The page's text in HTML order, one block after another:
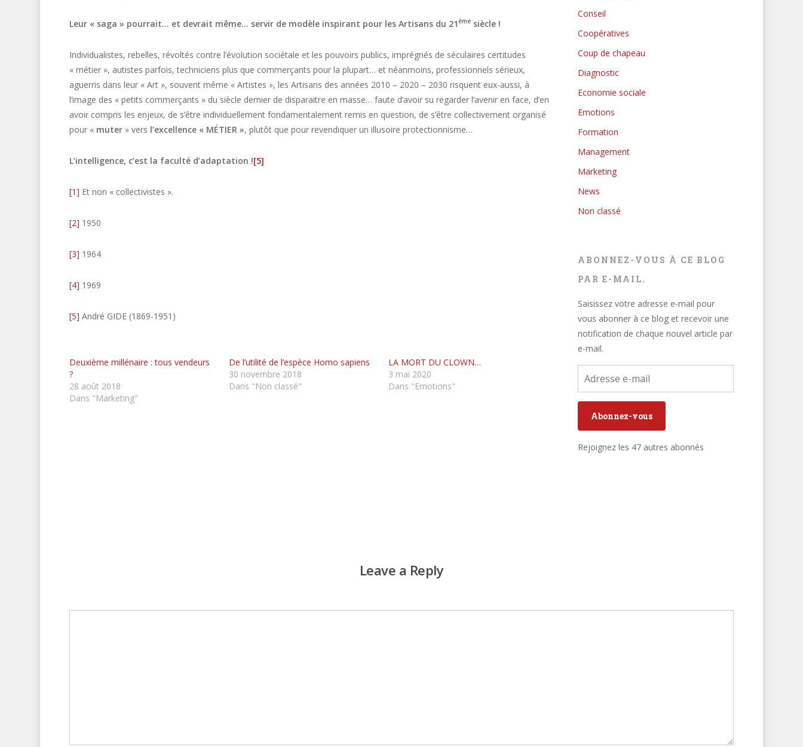
Leur « saga » pourrait… et devrait même… servir de modèle inspirant pour les Artisans du 21 èmesiècle !
Individualistes, rebelles, révoltés contre l’évolution sociétale et les pouvoirs publics, imprégnés de séculaires certitudes
« métier », autistes parfois, techniciens plus que commerçants pour la plupart… et néanmoins, professionnels sérieux,
aguerris dans leur « Art », souvent même « Artistes », les Artisans des années 2010 – 2020 – 2030 risquent eux-aussi, à
l’image des « petits commerçants » du siècle dernier de disparaitre en masse… faute d’avoir su regarder l’avenir en face, d’en
avoir compris les enjeux, de s’être individuellement fondamentalement remis en question, de s’être collectivement organisé
pour « muter» vers l’excellence « MÉTIER », plutôt que pour revendiquer un illusoire protectionnisme…
L’intelligence, c’est la faculté d’adaptation ![5]
[1] Et non « collectivistes ».
[2] 1950
[3] 1964
[4] 1969
[5] André GIDE (1869-1951)
Deuxième millénaire : tous vendeurs
?
28 août 2018
Dans "Marketing"
De l’utilité de l’espèce Homo sapiens
30 novembre 2018
Dans "Non classé"
LA MORT DU CLOWN…
3 mai 2020
Dans "Emotions"
Conseil
Coopératives
Coup de chapeau
Diagnostic
Economie sociale
Emotions
Formation
Management
Marketing
News
Non classé
ABONNEZ-VOUS À CE BLOG
PAR E-MAIL.
Saisissez votre adresse e-mail pour
vous abonner à ce blog et recevoir une
notification de chaque nouvel article par
e-mail.
mail
Abonnez-vous
Rejoignez les 47 autres abonnés
Leave a Reply